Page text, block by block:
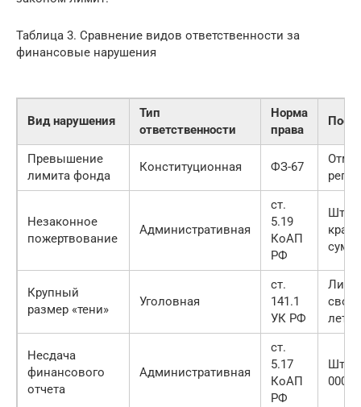
Таблица 3. Сравнение видов ответственности за
финансовые нарушения
Вид нарушения
Тип
ответственности
Норма
права
Превышение
лимита фонда
Конституционная ФЗ-67
Незаконное
пожертвование
Административная
ст.
5.19
КоАП
РФ
Крупный
размер «тени»
Уголовная
ст.
141.1
УК РФ
лет
Несдача
финансового
отчета
Административная
ст.
5.17
КоАП
РФ
000